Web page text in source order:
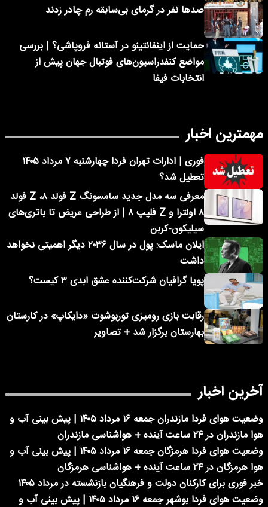
صدها نفر در گرمای بی‌سابقه رم چادر زدند
حمایت از اینفانتینو در آستانه فروپاشی؟ | بررسی
مواضع کنفدراسیون‌های فوتبال جهان پیش از
انتخابات فیفا
مهمترین اخبار
فوری | ادارات تهران فردا چهارشنبه ۷ مرداد ۱۴۰۵
تعطیل شد؟
معرفی سه مدل جدید سامسونگ Z فولد ۸، Z فولد
۸ اولترا و Z فلیپ ۸ | از طراحی عریض تا باتری‌های
سیلیکون-کربن
ایلان ماسک: پول در سال ۲۰۳۶ دیگر اهمیتی نخواهد
داشت
پویا گرافیان شرکت‌کننده عشق ابدی ۳ کیست؟
رقابت بازی رومیزی توربوشوت «دایکاپ» در کارستان
بهارستان برگزار شد + تصاویر
آخرین اخبار
وضعیت هوای فردا مازندران جمعه ۱۶ مرداد ۱۴۰۵ | پیش بینی آب و
هوا مازندران در ۲۴ ساعت آینده + هواشناسی مازندران
وضعیت هوای فردا هرمزگان جمعه ۱۶ مرداد ۱۴۰۵ | پیش بینی آب و
هوا هرمزگان در ۲۴ ساعت آینده + هواشناسی هرمزگان
خبر فوری برای کارکنان دولت و فرهنگیان بازنشسته در مرداد ۱۴۰۵
وضعیت هوای فردا بوشهر جمعه ۱۶ مرداد ۱۴۰۵ | پیش بینی آب و